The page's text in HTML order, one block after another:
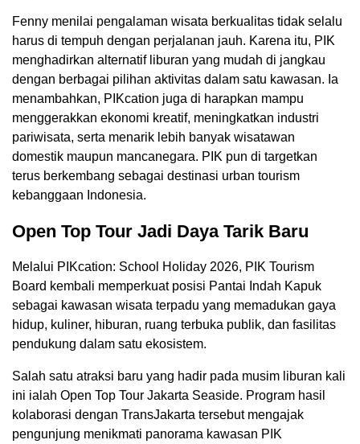
Fenny menilai pengalaman wisata berkualitas tidak selalu
harus di tempuh dengan perjalanan jauh. Karena itu, PIK
menghadirkan alternatif liburan yang mudah di jangkau
dengan berbagai pilihan aktivitas dalam satu kawasan. Ia
menambahkan, PIKcation juga di harapkan mampu
menggerakkan ekonomi kreatif, meningkatkan industri
pariwisata, serta menarik lebih banyak wisatawan
domestik maupun mancanegara. PIK pun di targetkan
terus berkembang sebagai destinasi urban tourism
kebanggaan Indonesia.
Open Top Tour Jadi Daya Tarik Baru
Melalui PIKcation: School Holiday 2026, PIK Tourism
Board kembali memperkuat posisi Pantai Indah Kapuk
sebagai kawasan wisata terpadu yang memadukan gaya
hidup, kuliner, hiburan, ruang terbuka publik, dan fasilitas
pendukung dalam satu ekosistem.
Salah satu atraksi baru yang hadir pada musim liburan kali
ini ialah Open Top Tour Jakarta Seaside. Program hasil
kolaborasi dengan TransJakarta tersebut mengajak
pengunjung menikmati panorama kawasan PIK